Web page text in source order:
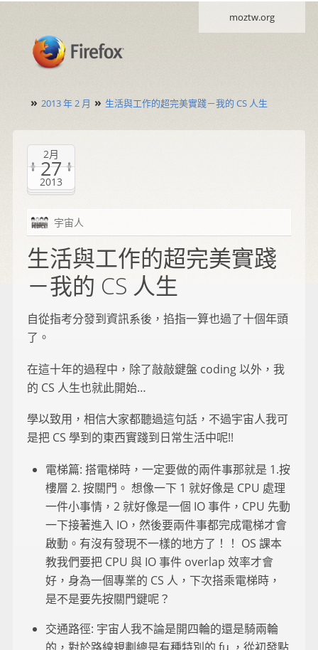
moztw.org
» 2013 年 2 月 » 生活與工作的超完美實踐－我的 CS 人生
2月
27
2013
宇宙人
生活與工作的超完美實踐
－我的 CS 人生
自從指考分發到資訊系後，掐指一算也過了十個年頭
了。
在這十年的過程中，除了敲敲鍵盤 coding 以外，我
的 CS 人生也就此開始…
學以致用，相信大家都聽過這句話，不過宇宙人我可
是把 CS 學到的東西實踐到日常生活中呢!!
電梯篇: 搭電梯時，一定要做的兩件事那就是 1.按
樓層 2. 按關門。 想像一下 1 就好像是 CPU 處理
一件小事情，2 就好像是一個 IO 事件，CPU 先動
一下接著進入 IO，然後要兩件事都完成電梯才會
啟動。有沒有發現不一樣的地方了！！ OS 課本
教我們要把 CPU 與 IO 事件 overlap 效率才會
好，身為一個專業的 CS 人，下次搭乘電梯時，
是不是要先按關門鍵呢？
交通路徑: 宇宙人我不論是開四輪的還是騎兩輪